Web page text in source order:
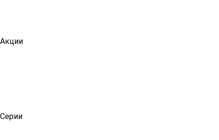
Акции
Серии